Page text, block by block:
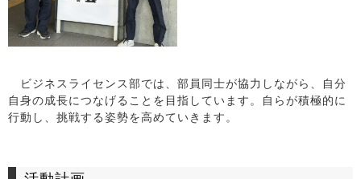
ビジネスライセンス部では、部員同士が協力しながら、自分
自身の成長につなげることを目指しています。自らが積極的に
行動し、挑戦する姿勢を高めていきます。